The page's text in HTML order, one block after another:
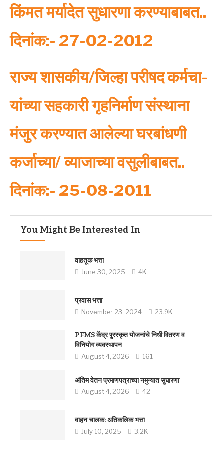
किंमत मर्यादेत सुधारणा करण्‍याबाबत..
दिनांक:- 27-02-2012
राज्‍य शासकीय/जिल्‍हा परीषद कर्मचा-
यांच्‍या सहकारी गृहनिर्माण संस्‍थाना
मंजुर करण्‍यात आलेल्‍या घरबांधणी
कर्जाच्‍या/ व्‍याजाच्‍या वसुलीबाबत..
दिनांक:- 25-08-2011
You Might Be Interested In
वाहतूक भत्ता
June 30, 2025 4K
प्रवास भत्ता
November 23, 2024 23.9K
PFMS केंद्र पुरस्कृत योजनांचे निधी वितरण व
विनियोग व्यवस्थापन
August 4, 2026 161
अंतिम वेतन प्रमाणपत्राच्या नमुन्यात सुधारणा
August 4, 2026 42
वाहन चालक: अतिकलिक भत्ता
July 10, 2025 3.2K